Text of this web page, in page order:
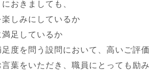
おきましても、
楽しみにしているか
満足しているか
度を問う設問において、高いご評価
葉をいただき、職員にとっても励み